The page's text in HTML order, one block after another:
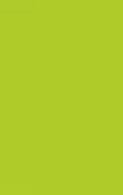
que
en sillas de
sanidades
creativos en